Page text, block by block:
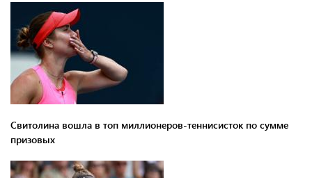
Свитолина вошла в топ миллионеров-теннисисток по сумме
призовых